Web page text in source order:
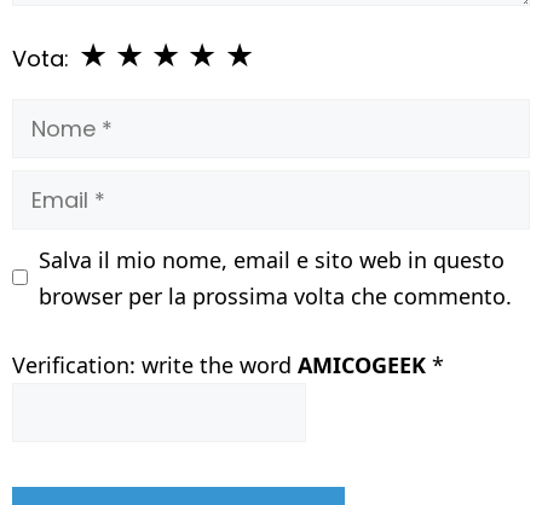
Vota: ★
★
★
★
★
Nome
Email
Salva il mio nome, email e sito web in questo
browser per la prossima volta che commento.
Verification: write the word AMICOGEEK *